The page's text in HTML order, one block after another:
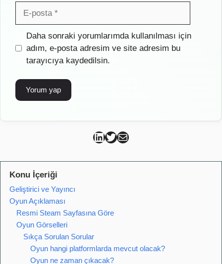
posta
İnternet
sitesi
Daha sonraki yorumlarımda kullanılması için
adım, e-posta adresim ve site adresim bu
tarayıcıya kaydedilsin.
Can Kütahya Linkedin
Can Kütahya Twitter
Can Kütahya Mail
Konu İçeriği
Geliştirici ve Yayıncı
Oyun Açıklaması
Resmi Steam Sayfasına Göre
Oyun Görselleri
Sıkça Sorulan Sorular
Oyun hangi platformlarda mevcut olacak?
Oyun ne zaman çıkacak?